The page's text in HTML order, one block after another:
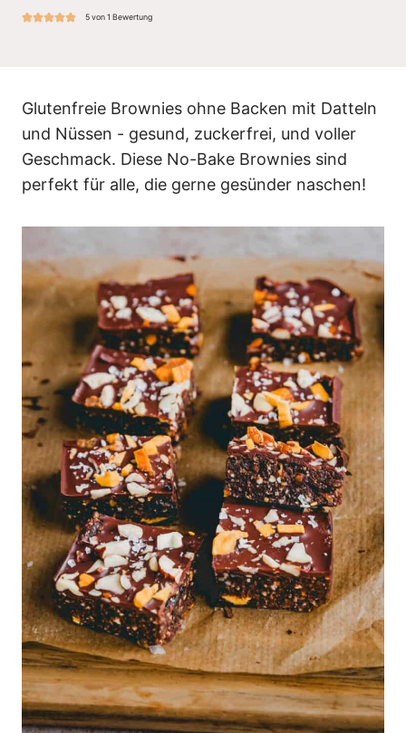
5von 1 Bewertung
Glutenfreie Brownies ohne Backen mit Datteln
und Nüssen - gesund, zuckerfrei, und voller
Geschmack. Diese No-Bake Brownies sind
perfekt für alle, die gerne gesünder naschen!